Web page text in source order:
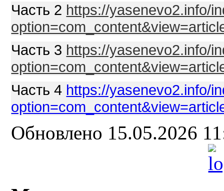
Часть 2 https://yasenevo2.info/
Часть 3 https://yasenevo2.info/
Часть 4 https://yasenevo2.info/
Обновлено 15.05.2026